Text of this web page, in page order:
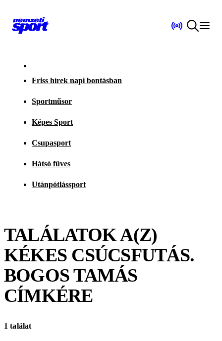
Friss hírek napi bontásban
Sportműsor
Képes Sport
Csupasport
Hátsó füves
Utánpótlássport
TALÁLATOK A(Z)
KÉKES CSÚCSFUTÁS.
BOGOS TAMÁS
CÍMKÉRE
1 találat